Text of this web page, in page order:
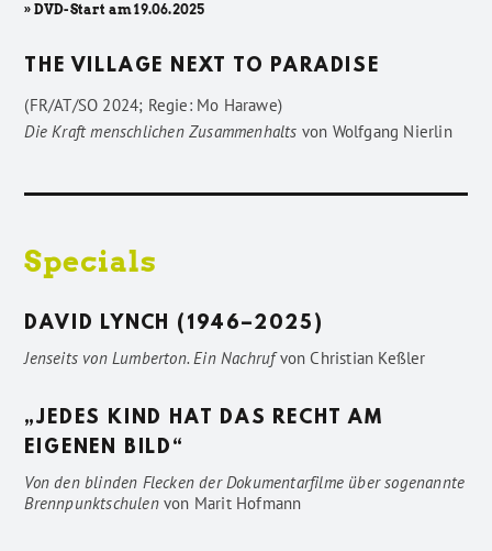
» DVD-Start am 19.06.2025
THE VILLAGE NEXT TO PARADISE
(FR/AT/SO 2024; Regie: Mo Harawe)
Die Kraft menschlichen Zusammenhalts von Wolfgang Nierlin
Specials
DAVID LYNCH (1946–2025)
Jenseits von Lumberton. Ein NachrufvonChristian Keßler
„JEDES KIND HAT DAS RECHT AM
EIGENEN BILD“
Von den blinden Flecken der Dokumentarfilme über sogenannte
Brennpunktschulenvon Marit Hofmann